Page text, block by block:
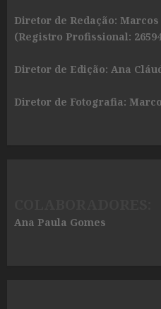
Diretor de Redação: Marcos
(Registro Profissional:
Diretor de Edição: Ana
Diretor de Fotografia:
Ana Paula Gomes